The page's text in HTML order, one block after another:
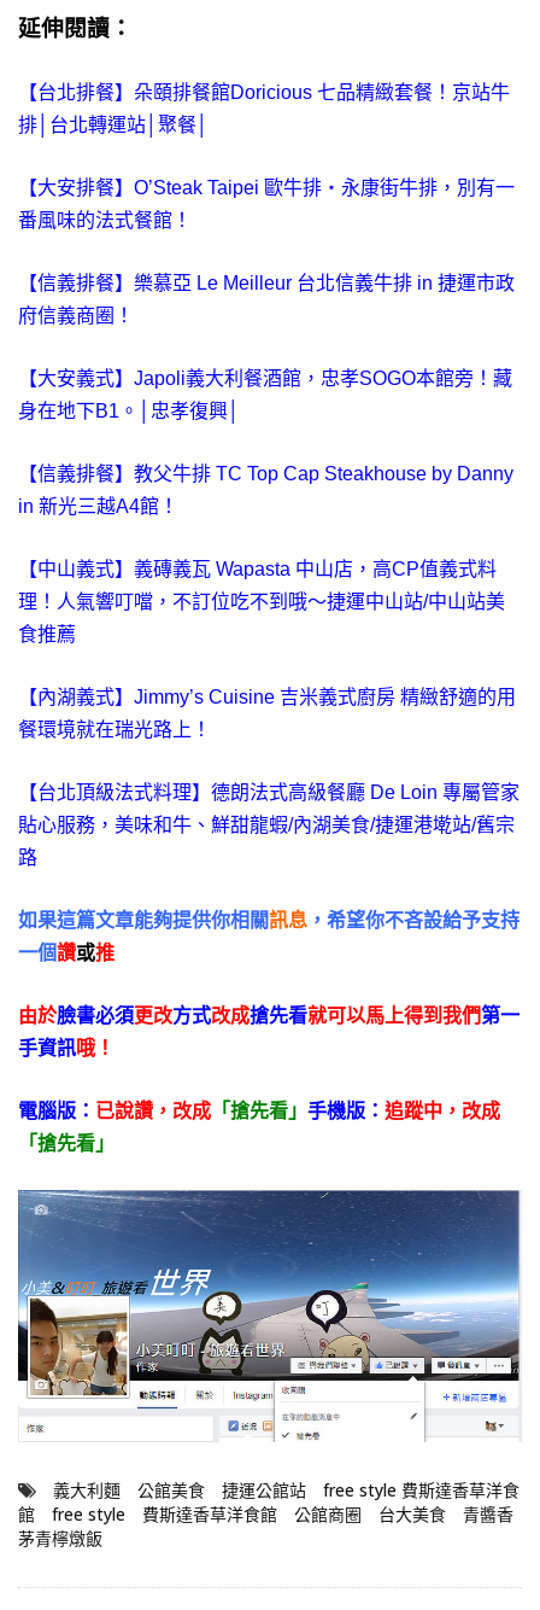
延伸閱讀：
【台北排餐】朵頤排餐館Doricious 七品精緻套餐！京站牛
排│台北轉運站│聚餐│
【大安排餐】O’Steak Taipei 歐牛排‧永康街牛排，別有一
番風味的法式餐館！
【信義排餐】樂慕亞 Le Meilleur 台北信義牛排 in 捷運市政
府信義商圈！
【大安義式】Japoli義大利餐酒館，忠孝SOGO本館旁！藏
身在地下B1。│忠孝復興│
【信義排餐】教父牛排 TC Top Cap Steakhouse by Danny
in 新光三越A4館！
【中山義式】義磚義瓦 Wapasta 中山店，高CP值義式料
理！人氣響叮噹，不訂位吃不到哦～捷運中山站/中山站美
食推薦
【內湖義式】Jimmy’s Cuisine 吉米義式廚房 精緻舒適的用
餐環境就在瑞光路上！
【台北頂級法式料理】德朗法式高級餐廳 De Loin 專屬管家
貼心服務，美味和牛、鮮甜龍蝦/內湖美食/捷運港墘站/舊宗
路
如果這篇文章能夠提供你相關訊息 ，希望你不吝設給予支持
一個讚或推
由於臉書必須更改方式改成搶先看就可以馬上得到我們第一
手資訊哦！
電腦版： 已說讚， 改成 「搶先看」 手機版： 追蹤中，改成
「搶先看」
義大利麵 公館美食 捷運公館站
free style 費斯達香草洋食
館
free style 費斯達香草洋食館 公館商圈 台大美食
青醬香
茅青檸燉飯